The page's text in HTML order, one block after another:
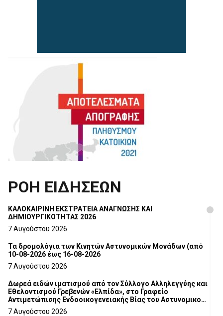
ΡΟΗ ΕΙΔΗΣΕΩΝ
ΚΑΛΟΚΑΙΡΙΝΗ ΕΚΣΤΡΑΤΕΙΑ ΑΝΑΓΝΩΣΗΣ ΚΑΙ
ΔΗΜΙΟΥΡΓΙΚΟΤΗΤΑΣ 2026
7 Αυγούστου 2026
Τα δρομολόγια των Κινητών Αστυνομικών Μονάδων (από
10-08-2026 έως 16-08-2026
7 Αυγούστου 2026
Δωρεά ειδών ιματισμού από τον Σύλλογο Αλληλεγγύης και
Εθελοντισμού Γρεβενών «Ελπίδα», στο Γραφείο
Αντιμετώπισης Ενδοοικογενειακής Βίας του Αστυνομικού
Τμήματος Γρεβενών
7 Αυγούστου 2026